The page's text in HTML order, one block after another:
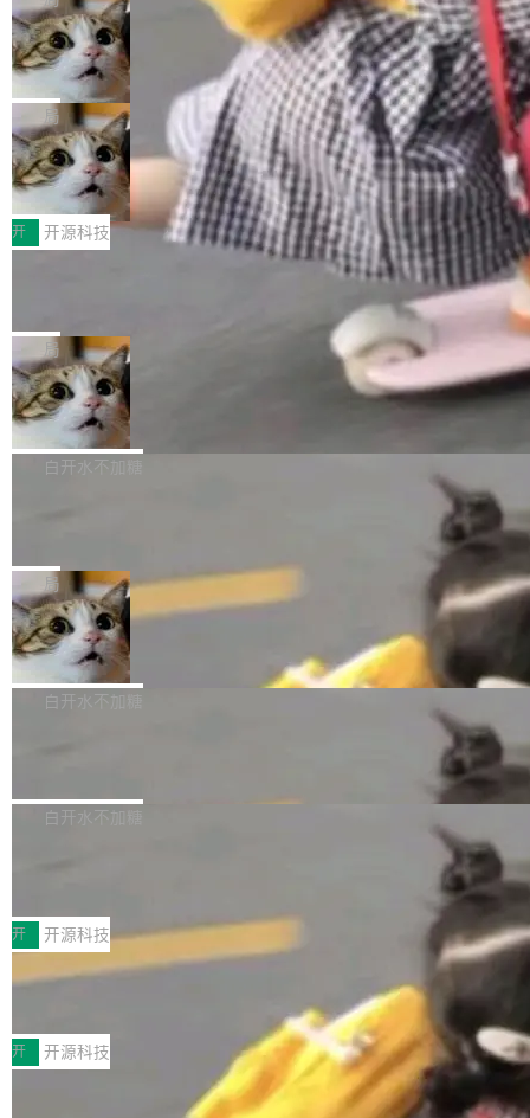
现实 过去两年，CIO们的焦虑清单上多了两项：
一是如何让大模型和智能体应用安全地从PoC走
向生产，二是如何让测试团队跟得上AI应用...
设置，如果用布尔值 + 可空字段来表示——bool
ean 表示是否可切换，nullable 的默认模式、浅
色方案、深色方案——会产生大量无意义的组
合。方案缺了、配置冲突了、全 null 了。要知道
哪些组合有效，作者说，你得靠"文档、校验、或
者部落知识"。 换个写法。Rust 的 enum，两个
变体：Switchable...
个"AI 知识库 + 聊天机器人"——每个大厂都在
做，没什么新鲜的。 但 Kenton Varda 在 Twitte
r 上把事情说清楚了： 今天我们发布了 Cloudfla
re OS，一个带连接器的聊天机器人，跟其他所
有科技公司做的一样。只不过，实际上它不一
样。这是 Sandstorm.io 的重制版，我十年前的
那个创业公司。不同的是，这次它构建在 Cloudf
lare Workers 上——我花了九年时间搭建的平台
——并且深度集成了 AI。这基本上是我十年秘密
Deno 团队开源 Celld，可自托管的分
布式 Durable Objects
Ryan Dahl 领导的 Deno 团队推出了最新开源项
目 Celld，一个能在自己机器上运行 Cloudflare
Workers 和 Durable Objects 的守护进程。 设
计思路很直接：每个对象是一个独立的 SQLite
数据库，按名称寻址，复制到你自己的 S3 兼容
存储库里。节点之间只通过这个存储库协调——
没有控制平面，没有共识协议。每个对象自带一
个小型数据库，应用天然按分片构建，单个数据
库的竞争和爆炸半径问题在设计层面就被消除
了。 闲置的 cell 会休眠到几乎不占资源。当 cel
l 迁移或唤醒时，新宿主从 S3 恢复 SQLite 数据
库继续执行。存储库是持久化的唯一真相...
局
鲁大师7月新机性能/流畅/AI榜：vivo夺
性能、流畅双第一，三星Galaxy Z系列
新折叠缺席
2026年7月的手机市场，由于存储等硬件成本暴
增，手机厂商的日子也不好过啊，新机速度明显
放缓，因此硝烟味淡了许多。新机参数规格除开
高价的三星折叠（三星Galaxy Z Fold8 Ultra / Z
Fold8 / Z Flip8）外，其余要么是中低端机器，
例如iQOO Z11i、REDMI Note 17、REDMI No
te 17 Pro、OPPO K15，要么是vivo X300 E这
样的次旗舰。 Galaxy Z Fold8 Ultra / Z Fold8 /
Z Flip8三款折叠屏新机均在7月22日发布，且全
部搭载骁龙8 Elite Gen5 for Galaxy，它们本该
开 开源科技
Zed 编辑器团队发布了新项目——DeltaDB，一
个在 git commit 之间记录每一次编辑操作的版
本控制系统。目前处于 Early Access 阶段。 De
ltaDB 的核心思路直接写在 landing page 最显
眼的位置：「Software is made between com
mits」——软件是在 commit 之间写出来的。git
是把这段空隙补上。 回退到任何一次编辑：Delt
aDB 捕获 commit 之间的每一次操作，...
局
SpaceXAI 单季资本开支达 183 亿美元
根据风险投资人Tomer Tunguz 博客（VC 分
析）披露的最新分析与第二季度业绩报告，Spac
微软同期总资本开支的四成。 与亚马逊、Alpha
bet、微软以及 Meta 等传统科技巨头相比，Spa
ceXAI的资金消耗速度尤为引人瞩目。然而，支
撑庞大支出的资金来源却呈现出截然不同的面
貌。数据显示，微软和 Meta 主要依托充沛的经
白开水不加糖
一个在终端里运行的编程 agent；Muse Spark
1.2，驱动这个 agent 的新模型。一句话概括：
你可以用 curl -fsSL https://dev.meta.ai/install.
sh | bash 安装一个能在大项目里自动规划、写
代码、验证结果的 AI 终端工具。 据介绍，Muse
个主 agent 循环，外加一组后台 agent。这些后
局
美团开源 LoHoSearch，用知识图谱校
准 AI 能力认知
机器出题的前提，是让机器拥有全局视野。整个
构建流程可以分为四个环节：建图 → 控制难度
白开水不加糖
库，并将作为transport接入Mooncake TENT。
MPComm将作为一种传输引擎接入Mooncake T
ENT，实现零拷贝传输性能提升30%、非零拷贝
传输性能最高提升5倍。UCL-MPComm底层基
于自研UCL-Engine通信引擎，后续腾讯网平将
持续开源更多基于UCL-Engine的高性能通信组
件。 腾讯网平团队在UCL-MPComm中实现了一
个独立于业务线程的全局通信引擎（Engine），
白开水不加糖
型案例入选名单》，深信服“面向企业研发场景的
开源 AI 编程平台 CoStrict 应用”凭借卓越的技术
创新与落地成效成功入选。 全链路私有化部署，
助力企业AI研发安全落地 当前，越来越多企业已
经开始引入 AI Coding 工具，通过调用公有云模
型或企业内部部署模型提升研发效率。但随着 AI
Coding 从个人辅助工具逐步走向团队级、组织
开 开源科技
深信服AI算力网关入选工信部人工智能
前不久，工业和信息化部正式发布《2025年人工
智能应用典型案例名单》，集中展示人工智能在
各领域的应用成果，覆盖技术底座、行业赋能、
产品应用、支撑保障、专题等五大方向。深信服
开 开源科技
Jeff Dean 离开 Google：一个时代的结